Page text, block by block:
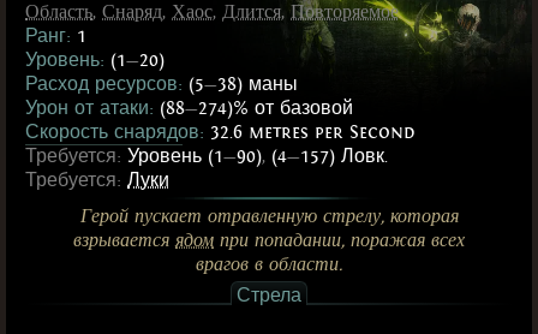
Область, Снаряд, Хаос, Длится,Повторяемое
Ранг: 1
Уровень: (1—20)
Расход ресурсов: (5—38) маны
Урон от атаки: (88—274)% от базовой
Скорость снарядов: 32.6 metres per Second
Требуется: Уровень (1—90), (4—157) Ловк.
Требуется: Луки
Герой пускает отравленную стрелу, которая
взрываетсяядом при попадании, поражая всех
врагов в области.
Стрела